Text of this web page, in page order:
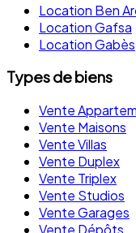
Location Ben
Location Gafsa
Location Gabès
Types de biens
Vente
Vente Maisons
Vente Villas
Vente Duplex
Vente Triplex
Vente Studios
Vente Garages
Vente Dépôts